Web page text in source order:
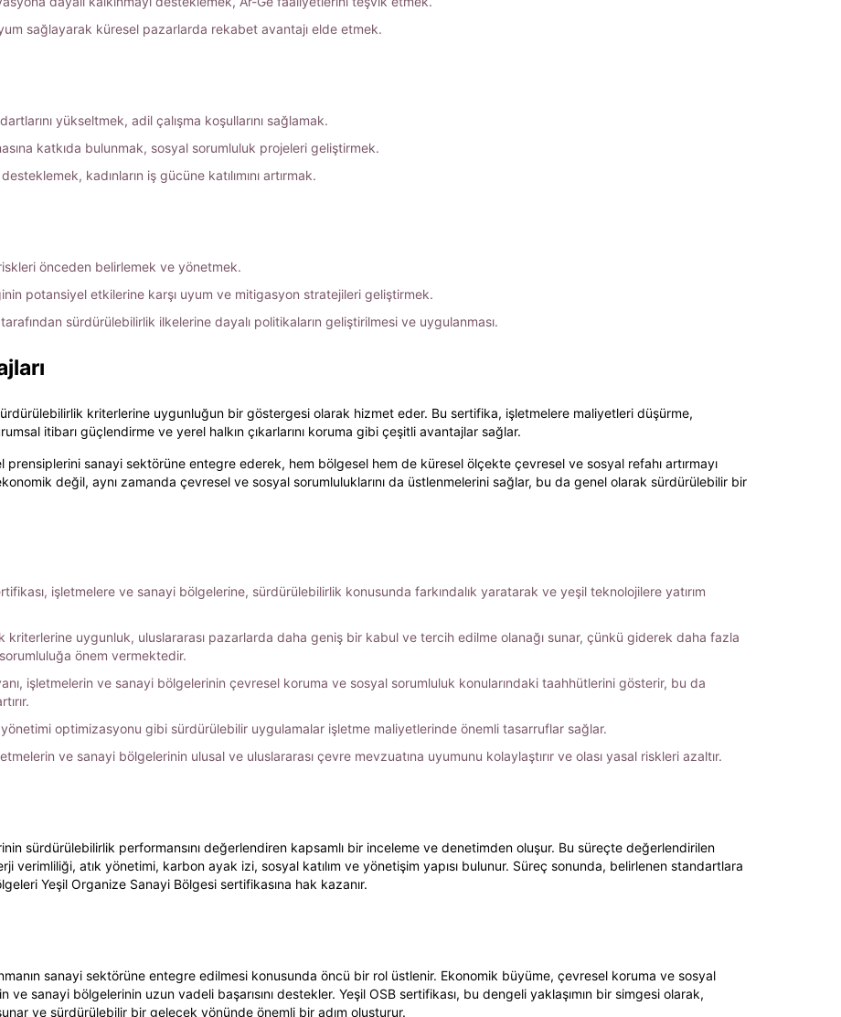
sağlayarak küresel pazarlarda rekabet avantajı elde etmek.
yükseltmek, adil çalışma koşullarını sağlamak.
katkıda bulunmak, sosyal sorumluluk projeleri geliştirmek.
kadınların iş gücüne katılımını artırmak.
önceden belirlemek ve yönetmek.
potansiyel etkilerine karşı uyum ve mitigasyon stratejileri geliştirmek.
sürdürülebilirlik ilkelerine dayalı politikaların geliştirilmesi ve uygulanması.
kriterlerine uygunluğun bir göstergesi olarak hizmet eder. Bu sertifika, işletmelere maliyetleri düşürme,
itibarı güçlendirme ve yerel halkın çıkarlarını koruma gibi çeşitli avantajlar sağlar.
prensiplerini sanayi sektörüne entegre ederek, hem bölgesel hem de küresel ölçekte çevresel ve sosyal refahı artırmayı
değil, aynı zamanda çevresel ve sosyal sorumluluklarını da üstlenmelerini sağlar, bu da genel olarak sürdürülebilir bir
işletmelere ve sanayi bölgelerine, sürdürülebilirlik konusunda farkındalık yaratarak ve yeşil teknolojilere yatırım
kriterlerine uygunluk, uluslararası pazarlarda daha geniş bir kabul ve tercih edilme olanağı sunar, çünkü giderek daha fazla
önem vermektedir.
işletmelerin ve sanayi bölgelerinin çevresel koruma ve sosyal sorumluluk konularındaki taahhütlerini gösterir, bu da
optimizasyonu gibi sürdürülebilir uygulamalar işletme maliyetlerinde önemli tasarruflar sağlar.
ve sanayi bölgelerinin ulusal ve uluslararası çevre mevzuatına uyumunu kolaylaştırır ve olası yasal riskleri azaltır.
sürdürülebilirlik performansını değerlendiren kapsamlı bir inceleme ve denetimden oluşur. Bu süreçte değerlendirilen
verimliliği, atık yönetimi, karbon ayak izi, sosyal katılım ve yönetişim yapısı bulunur. Süreç sonunda, belirlenen standartlara
Yeşil Organize Sanayi Bölgesi sertifikasına hak kazanır.
sanayi sektörüne entegre edilmesi konusunda öncü bir rol üstlenir. Ekonomik büyüme, çevresel koruma ve sosyal
sanayi bölgelerinin uzun vadeli başarısını destekler. Yeşil OSB sertifikası, bu dengeli yaklaşımın bir simgesi olarak,
ve sürdürülebilir bir gelecek yönünde önemli bir adım oluşturur.